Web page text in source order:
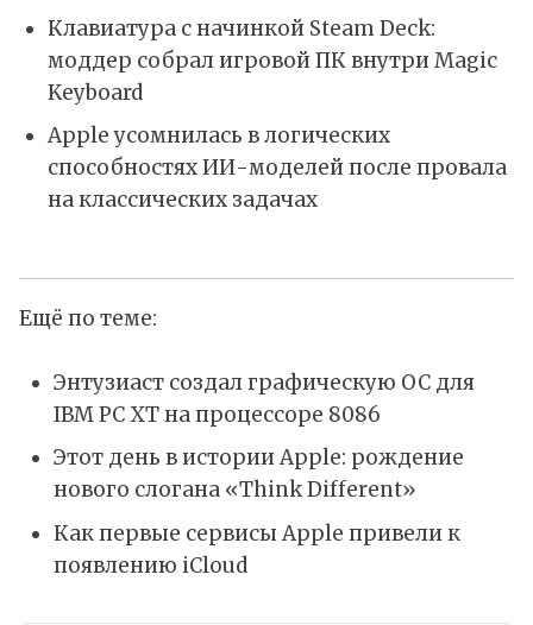
Клавиатура с начинкой Steam Deck:
моддер собрал игровой ПК внутри Magic
Keyboard
Apple усомнилась в логических
способностях ИИ-моделей после провала
на классических задачах
Ещё по теме:
Энтузиаст создал графическую ОС для
IBM PC XT на процессоре 8086
Этот день в истории Apple: рождение
нового слогана «Think Different»
Как первые сервисы Apple привели к
появлению iCloud